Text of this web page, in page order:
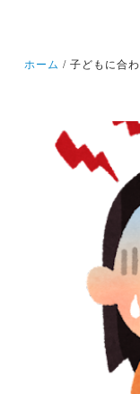
ホーム 子どもに合